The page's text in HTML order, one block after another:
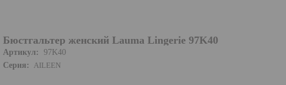
Бюстгальтер женский Lauma Lingerie 97K40
Артикул:
97K40
Серия:
AILEEN